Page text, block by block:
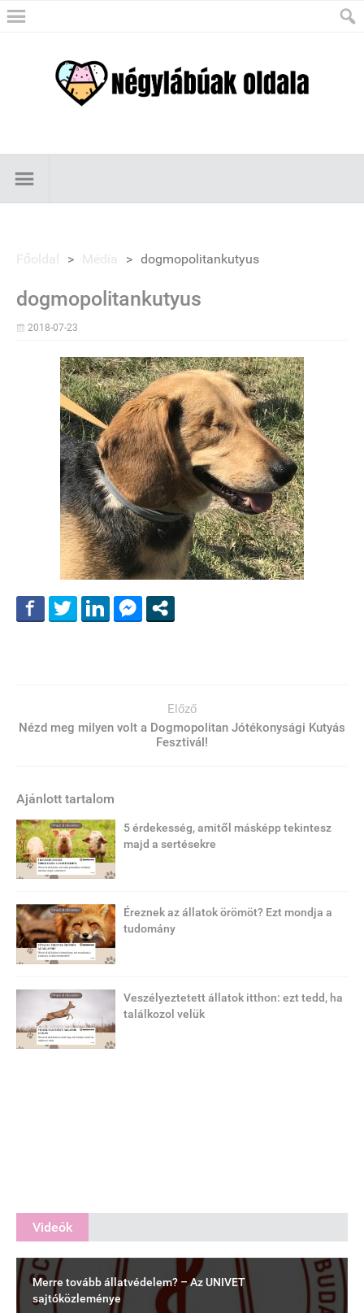
Főoldal > Média > dogmopolitankutyus
dogmopolitankutyus
2018-07-23
Előző
Nézd meg milyen volt a Dogmopolitan Jótékonysági Kutyás
Fesztivál!
Ajánlott tartalom
5 érdekesség, amitől másképp tekintesz
majd a sertésekre
Éreznek az állatok örömöt? Ezt mondja a
tudomány
Veszélyeztetett állatok itthon: ezt tedd, ha
találkozol velük
Videók
Merre tovább állatvédelem? – Az UNIVET
sajtóközleménye